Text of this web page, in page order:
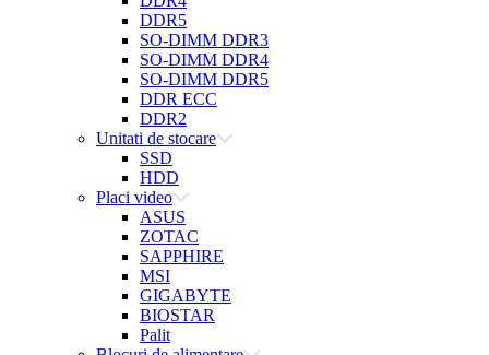
DDR5
SO-DIMM DDR3
SO-DIMM DDR4
SO-DIMM DDR5
DDR ECC
DDR2
Unitati de stocare
SSD
HDD
Placi video
ASUS
ZOTAC
SAPPHIRE
MSI
GIGABYTE
BIOSTAR
Palit